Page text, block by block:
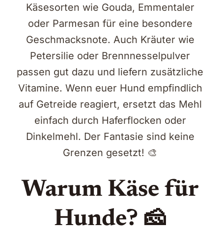
Käsesorten wie Gouda, Emmentaler
oder Parmesan für eine besondere
Geschmacksnote. Auch Kräuter wie
Petersilie oder Brennnesselpulver
passen gut dazu und liefern zusätzliche
Vitamine. Wenn euer Hund empfindlich
auf Getreide reagiert, ersetzt das Mehl
einfach durch Haferflocken oder
Dinkelmehl. Der Fantasie sind keine
Grenzen gesetzt! 🎨
Warum Käse für
Hunde? 🧀